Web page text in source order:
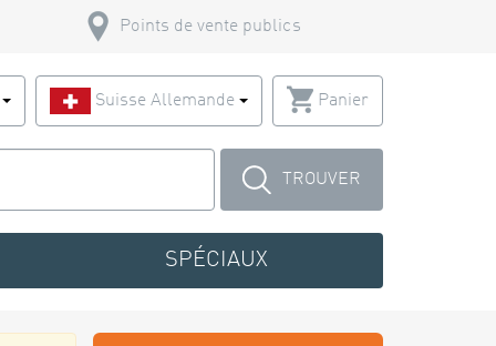
Points de vente publics
Suisse Allemande Panier
TROUVER
SPÉCIAUX